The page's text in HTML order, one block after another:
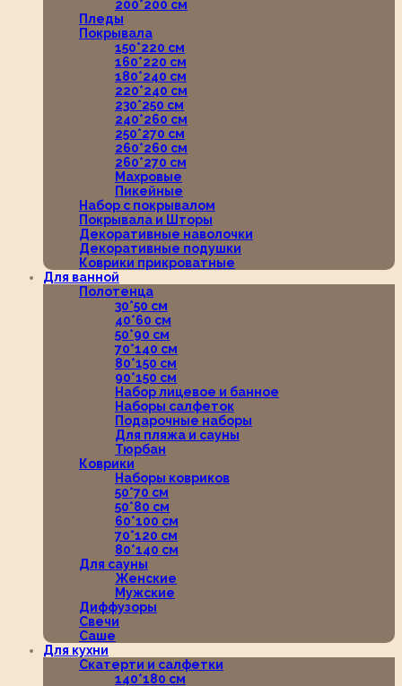
200*200 см
Пледы
Покрывала
150*220 см
160*220 см
180*240 см
220*240 см
230*250 см
240*260 см
250*270 см
260*260 см
260*270 см
Махровые
Пикейные
Набор с покрывалом
Покрывала и Шторы
Декоративные наволочки
Декоративные подушки
Коврики прикроватные
Для ванной
Полотенца
30*50 см
40*60 см
50*90 см
70*140 см
80*150 см
90*150 см
Набор лицевое и банное
Наборы салфеток
Подарочные наборы
Для пляжа и сауны
Тюрбан
Коврики
Наборы ковриков
50*70 см
50*80 см
60*100 см
70*120 см
80*140 см
Для сауны
Женские
Мужские
Диффузоры
Свечи
Саше
Для кухни
Скатерти и салфетки
140*180 см